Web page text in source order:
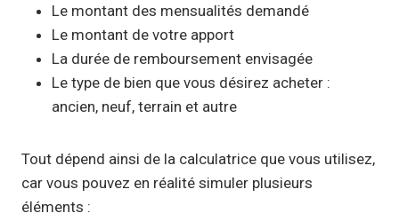
Le montant des mensualités demandé
Le montant de votre apport
La durée de remboursement envisagée
Le type de bien que vous désirez acheter :
ancien, neuf, terrain et autre
Tout dépend ainsi de la calculatrice que vous utilisez,
car vous pouvez en réalité simuler plusieurs
éléments :